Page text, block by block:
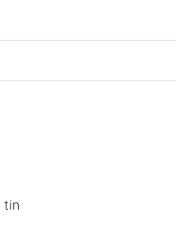
tin